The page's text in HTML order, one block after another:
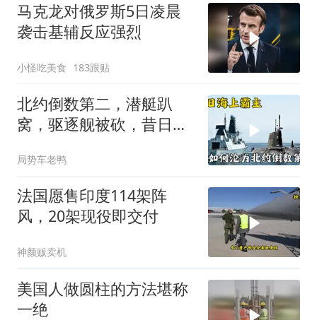
马克龙对俄罗斯5日凌晨
袭击基辅反应强烈
小怪吃美食 183跟贴
北约倒数第二，潜艇趴
窝，驱逐舰被砍，昔日的
局势车老鸭
法国愿售印度114架阵
风，20架现役即交付
神颜贩卖机
美国人做圆柱的方法堪称
一绝